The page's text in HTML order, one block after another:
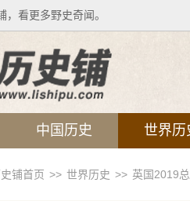
，看更多野史奇闻。
中国历史 世界历
铺首页 >> 世界历史 >> 英国2019